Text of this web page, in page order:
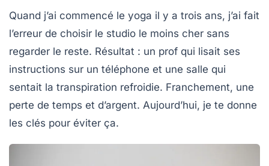
Quand j’ai commencé le yoga il y a trois ans, j’ai fait
l’erreur de choisir le studio le moins cher sans
regarder le reste. Résultat : un prof qui lisait ses
instructions sur un téléphone et une salle qui
sentait la transpiration refroidie. Franchement, une
perte de temps et d’argent. Aujourd’hui, je te donne
les clés pour éviter ça.